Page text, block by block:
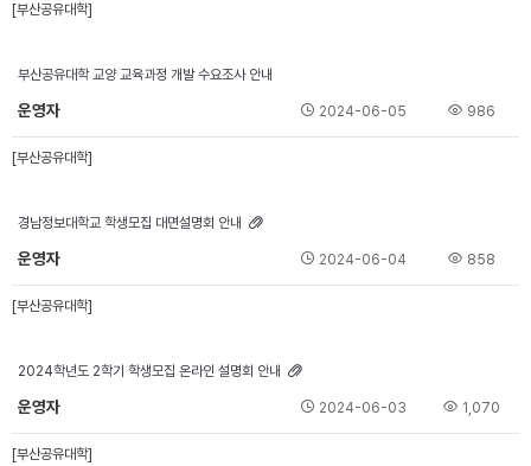
[부산공유대학]
부산공유대학 교양 교육과정 개발 수요조사 안내
운영자 2024-06-05 986
[부산공유대학]
경남정보대학교 학생모집 대면설명회 안내
운영자 2024-06-04 858
[부산공유대학]
2024학년도 2학기 학생모집 온라인 설명회 안내
운영자 2024-06-03 1,070
[부산공유대학]